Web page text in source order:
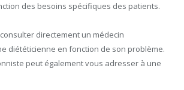
des besoins spécifiques des patients.
directement un médecin
diététicienne en fonction de son problème.
peut également vous adresser à une